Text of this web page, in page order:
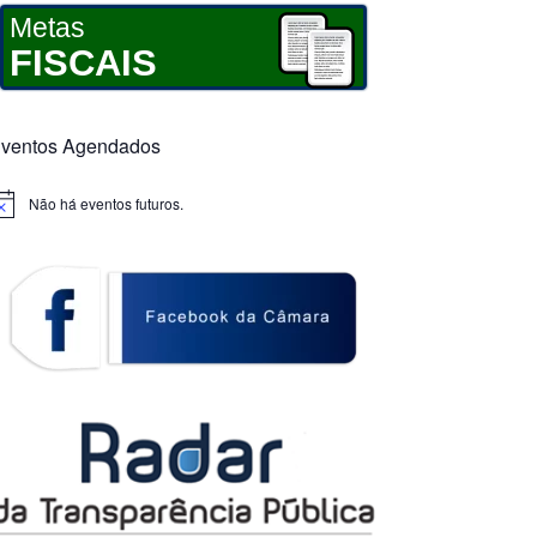
Metas
FISCAIS
Agendados
Não há eventos futuros.